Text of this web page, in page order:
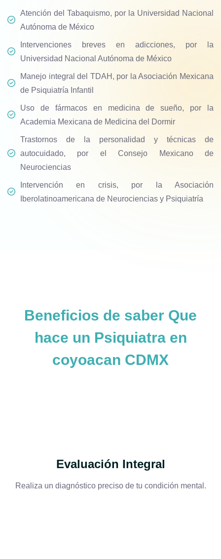
Atención del Tabaquismo, por la Universidad Nacional
Autónoma de México
Intervenciones breves en adicciones, por la
Universidad Nacional Autónoma de México
Manejo integral del TDAH, por la Asociación Mexicana
de Psiquiatría Infantil
Uso de fármacos en medicina de sueño, por la
Academia Mexicana de Medicina del Dormir
Trastornos de la personalidad y técnicas de
autocuidado, por el Consejo Mexicano de
Neurociencias
Intervención en crisis, por la Asociación
Iberolatinoamericana de Neurociencias y Psiquiatría
Beneficios de saber Que
hace un Psiquiatra en
coyoacan CDMX
Evaluación Integral
Realiza un diagnóstico preciso de tu condición mental.